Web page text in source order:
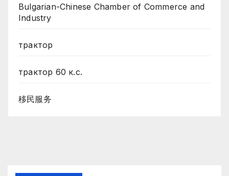
Bulgarian-Chinese Chamber of Commerce and
Industry
трактор
трактор 60 к.с.
移民服务